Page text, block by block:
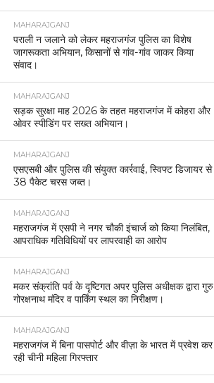
MAHARAJGANJ
पराली न जलाने को लेकर महराजगंज पुलिस का विशेष
जागरूकता अभियान, किसानों से गांव-गांव जाकर किया
संवाद।
MAHARAJGANJ
सड़क सुरक्षा माह 2026 के तहत महराजगंज में कोहरा और
ओवर स्पीडिंग पर सख्त अभियान।
MAHARAJGANJ
एसएसबी और पुलिस की संयुक्त कार्रवाई, स्विफ्ट डिजायर से
38 पैकेट चरस जब्त।
MAHARAJGANJ
महराजगंज में एसपी ने नगर चौकी इंचार्ज को किया निलंबित,
आपराधिक गतिविधियों पर लापरवाही का आरोप
MAHARAJGANJ
मकर संक्रांति पर्व के दृष्टिगत अपर पुलिस अधीक्षक द्वारा गुरु
गोरक्षनाथ मंदिर व पार्किंग स्थल का निरीक्षण।
MAHARAJGANJ
महराजगंज में बिना पासपोर्ट और वीज़ा के भारत में प्रवेश कर
रही चीनी महिला गिरफ्तार